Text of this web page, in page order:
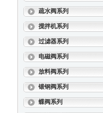
疏水阀系列
搅拌机系列
过滤器系列
电磁阀系列
放料阀系列
锻钢阀系列
蝶阀系列